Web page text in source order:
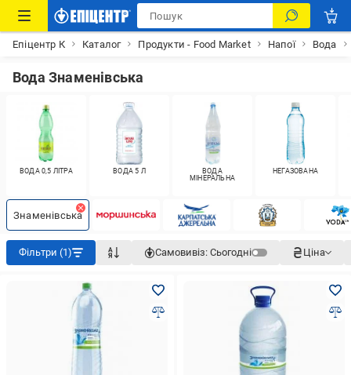
Епіцентр К Каталог Продукти - Food Market Напої Вода
Вода Знаменівська
ВОДА 0,5 ЛІТРА ВОДА 5 Л
ВОДА
МІНЕРАЛЬНА
НЕГАЗОВАНА
Знаменівська
Фільтри (1) Самовивіз: Сьогодні Ціна